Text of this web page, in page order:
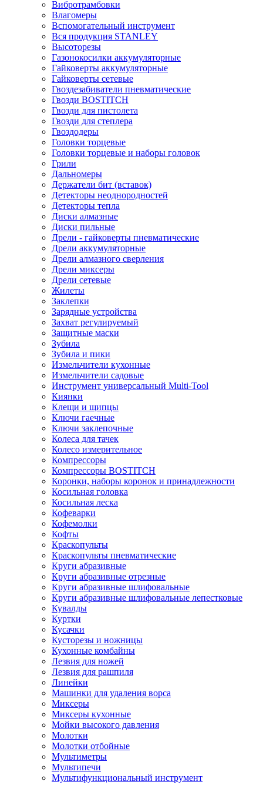
Вибротрамбовки
Влагомеры
Вспомогательный инструмент
Вся продукция STANLEY
Высоторезы
Газонокосилки аккумуляторные
Гайковерты аккумуляторные
Гайковерты сетевые
Гвоздезабиватели пневматические
Гвозди BOSTITCH
Гвозди для пистолета
Гвозди для степлера
Гвоздодеры
Головки торцевые
Головки торцевые и наборы головок
Грили
Дальномеры
Держатели бит (вставок)
Детекторы неоднородностей
Детекторы тепла
Диски алмазные
Диски пильные
Дрели - гайковерты пневматические
Дрели аккумуляторные
Дрели алмазного сверления
Дрели миксеры
Дрели сетевые
Жилеты
Заклепки
Зарядные устройства
Захват регулируемый
Защитные маски
Зубила
Зубила и пики
Измельчители кухонные
Измельчители садовые
Инструмент универсальный Multi-Tool
Киянки
Клещи и щипцы
Ключи гаечные
Ключи заклепочные
Колеса для тачек
Колесо измерительное
Компрессоры
Компрессоры BOSTITCH
Коронки, наборы коронок и принадлежности
Косильная головка
Косильная леска
Кофеварки
Кофемолки
Кофты
Краскопульты
Краскопульты пневматические
Круги абразивные
Круги абразивные отрезные
Круги абразивные шлифовальные
Круги абразивные шлифовальные лепестковые
Кувалды
Куртки
Кусачки
Кусторезы и ножницы
Кухонные комбайны
Лезвия для ножей
Лезвия для рашпиля
Линейки
Машинки для удаления ворса
Миксеры
Миксеры кухонные
Мойки высокого давления
Молотки
Молотки отбойные
Мультиметры
Мультипечи
Мультифункциональный инструмент